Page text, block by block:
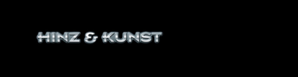
Zur
Navigation
Zum
Inhalt